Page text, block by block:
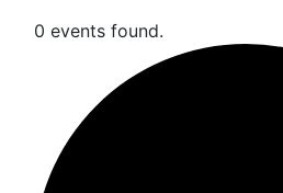
0 events found.